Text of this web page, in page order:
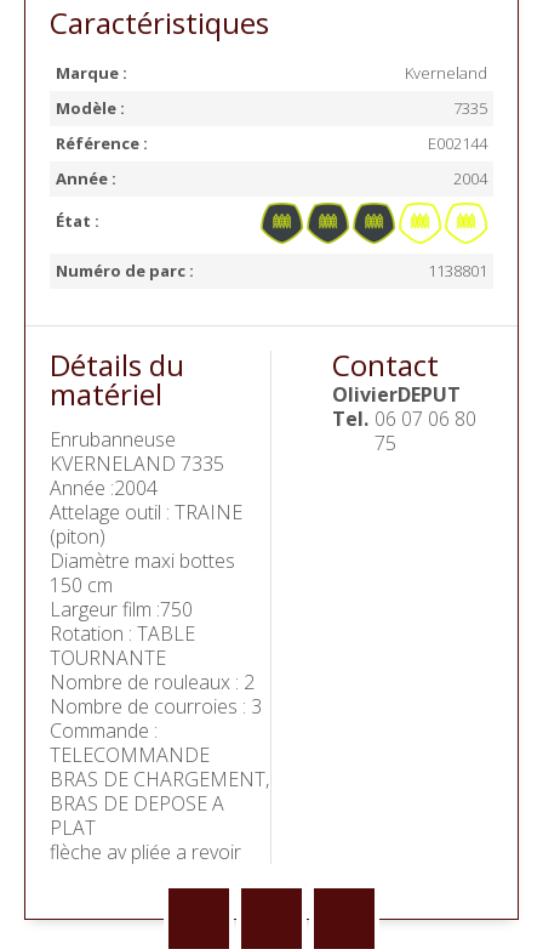
Caractéristiques
Marque :
Kverneland
Modèle :
7335
Référence :
E002144
Année :
2004
État :
Numéro de parc : 1138801
Détails du
matériel
Enrubanneuse
KVERNELAND 7335
Année :2004
Attelage outil : TRAINE
(piton)
Diamètre maxi bottes
150 cm
Largeur film :750
Rotation : TABLE
TOURNANTE
Nombre de rouleaux : 2
Nombre de courroies : 3
Commande :
TELECOMMANDE
BRAS DE CHARGEMENT,
BRAS DE DEPOSE A
PLAT
flèche av pliée a revoir
Contact
OlivierDEPUT
Tel. 06 07 06 80
75